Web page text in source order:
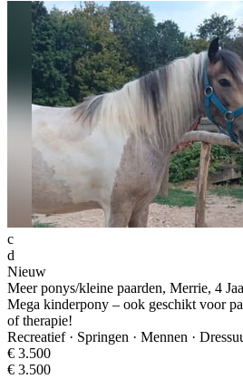
c
d
Nieuw
Meer ponys/kleine paarden, Merrie, 4
Mega kinderpony – ook geschikt voor
of therapie!
Recreatief · Springen · Mennen ·
€ 3.500
€ 3.500